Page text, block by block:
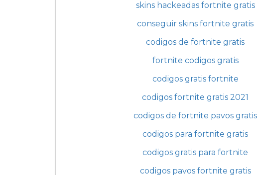
skins hackeadas fortnite gratis
conseguir skins fortnite gratis
codigos de fortnite gratis
fortnite codigos gratis
codigos gratis fortnite
codigos fortnite gratis 2021
codigos de fortnite pavos gratis
codigos para fortnite gratis
codigos gratis para fortnite
codigos pavos fortnite gratis